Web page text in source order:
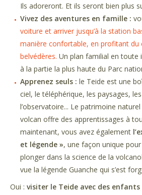
Ils adoreront. Et ils seront bien plus
Vivez des aventures en famille :
voiture et arriver jusqu’à la station
manière confortable, en profitant du
belvédères. Un plan familial en toute
à la partie la plus haute du Parc
Apprenez seuls : le Teide est une
ciel, le téléphérique, les paysages,
l’observatoire... Le patrimoine
volcan offre des apprentissages à
maintenant, vous avez également
et légende », une façon unique
plonger dans la science de la
vue la légende Guanche qui s’est
Oui : visiter le Teide avec des